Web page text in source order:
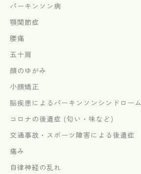
パーキンソン病
顎関節症
腰痛
五十肩
顔のゆがみ
小顔矯正
脳疾患によるパーキンソンシンドローム
コロナの後遺症 (匂い・味など)
交通事故・スポーツ障害による後遺症
痛み
自律神経の乱れ